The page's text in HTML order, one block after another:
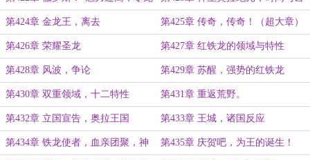
苦恼。” 轮
第424章 金龙王，离去 第425章 传奇，传奇！（超大章）
第426章 荣耀圣龙 第427章 红铁龙的领域与特性
第428章 风波，争论 第429章 苏醒，强势的红铁龙
第430章 双重领域，十二特性 第431章 重返荒野。
第432章 立国宣告，奥拉王国 第433章 王城，诸国反应
第434章 铁龙使者，血亲团聚，神 第435章 庆贺吧，为王的诞生！